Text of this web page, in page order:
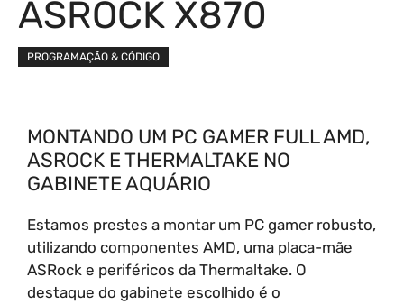
ASROCK X870
PROGRAMAÇÃO & CÓDIGO
MONTANDO UM PC GAMER FULL AMD,
ASROCK E THERMALTAKE NO
GABINETE AQUÁRIO
Estamos prestes a montar um PC gamer robusto,
utilizando componentes AMD, uma placa-mãe
ASRock e periféricos da Thermaltake. O
destaque do gabinete escolhido é o